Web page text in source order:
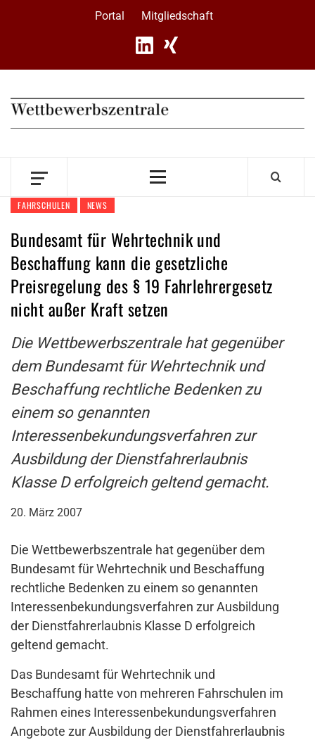
Portal Mitgliedschaft
Primary
FAHRSCHULEN NEWS
Bundesamt für Wehrtechnik und
Beschaffung kann die gesetzliche
Preisregelung des § 19 Fahrlehrergesetz
nicht außer Kraft setzen
Die Wettbewerbszentrale hat gegenüber
dem Bundesamt für Wehrtechnik und
Beschaffung rechtliche Bedenken zu
einem so genannten
Interessenbekundungsverfahren zur
Ausbildung der Dienstfahrerlaubnis
Klasse D erfolgreich geltend gemacht.
20. März 2007
Die Wettbewerbszentrale hat gegenüber dem
Bundesamt für Wehrtechnik und Beschaffung
rechtliche Bedenken zu einem so genannten
Interessenbekundungsverfahren zur Ausbildung
der Dienstfahrerlaubnis Klasse D erfolgreich
geltend gemacht.
Das Bundesamt für Wehrtechnik und
Beschaffung hatte von mehreren Fahrschulen im
Rahmen eines Interessenbekundungsverfahren
Angebote zur Ausbildung der Dienstfahrerlaubnis